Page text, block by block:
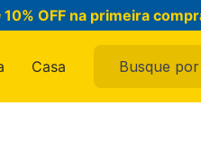
10% OFF na primeira
Casa
Busque por
buscados